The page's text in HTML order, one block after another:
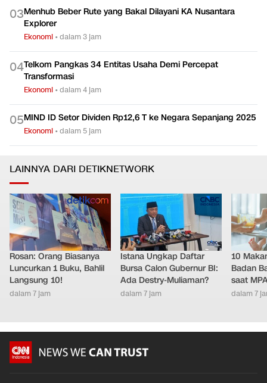
03Menhub Beber Rute yang Bakal Dilayani KA Nusantara
Explorer
Ekonomi •dalam 3 jam
04Telkom Pangkas 34 Entitas Usaha Demi Percepat
Transformasi
Ekonomi •dalam 4 jam
05MIND ID Setor Dividen Rp12,6 T ke Negara Sepanjang 2025
Ekonomi •dalam 5 jam
LAINNYA DARI DETIKNETWORK
Rosan: Orang Biasanya
Luncurkan 1 Buku, Bahlil
Langsung 10!
dalam 7 jam
Istana Ungkap Daftar
Bursa Calon Gubernur BI:
Ada Destry-Muliaman?
dalam 7 jam
10
Badan
saat
dalam 7